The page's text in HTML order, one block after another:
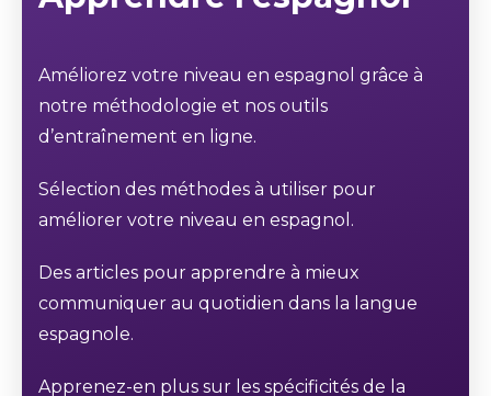
Améliorez votre niveau en espagnol grâce à
notre méthodologie et nos outils
d’entraînement en ligne.
Sélection des méthodes à utiliser pour
améliorer votre niveau en espagnol.
Des articles pour apprendre à mieux
communiquer au quotidien dans la langue
espagnole.
Apprenez-en plus sur les spécificités de la